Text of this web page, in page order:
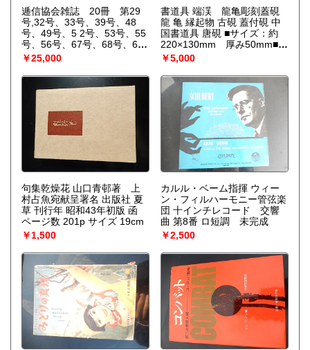
逓信協会雑誌 20冊 第29
号,32号、33号、39号、48
号、49号、5 2号、53号、55
号、56号、67号、68号、69
号、70号、71号、72号、73
号、74号、75号、78号 逓
信協会、逓信協会、明治43年
～大正3年
￥25,000
書道具 端渓 龍亀彫刻蓋硯
龍 亀 縁起物 古硯 蓋付硯 中
国書道具 唐硯 ■サイズ：約
220×130mm 厚み50mm■用
途：漢字全紙、他字数作品、
大作品など
￥5,000
句集乾燥花 山口青邨著 上
村占魚宛献呈署名 出版社 夏
草 刊行年 昭和43年初版 函
ページ数 201p サイズ 19cm
￥1,500
カルル・ベーム指揮 ウィー
ン・フィルハーモニー管弦楽
団 十インチレコード 交響
曲 第8番 ロ短調 未完成
￥2,500